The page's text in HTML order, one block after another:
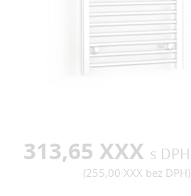
313,65 XXX s DPH
(255,00 XXX bez DPH)